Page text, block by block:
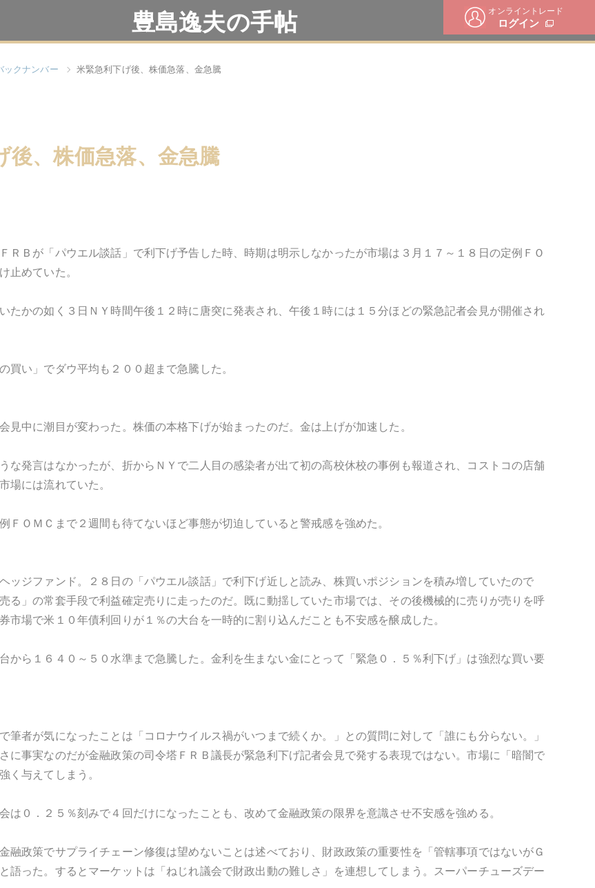
オンライントレード
ログイン
豊島逸夫の手帖
ックナンバー 米緊急利下げ後、株価急落、金急騰
後、株価急落、金急騰
ＲＢが「パウエル談話」で利下げ予告した時、時期は明示しなかったが市場は ３月１７～１８日 の定例ＦＯ
止めていた。
たかの如く３日ＮＹ時間午後１２時に唐突に発表され、午後１時には１５分ほどの緊急記者会見が開催され
買い」でダウ平均も２００超まで急騰した。
見中に潮目が変わった。株価の本格下げが始まったのだ。金は上げが加速した。
な発言はなかったが、折からＮＹで二人目の感染者が出て初の高校休校の事例も報道され、コストコの店舗
場には流れていた。
ＦＯＭＣまで２週間も待てないほど事態が切迫していると警戒感を強めた。
ッジファンド。２８日の「パウエル談話」で利下げ近しと読み、株買いポジションを積み増していたので
る」の常套手段で利益確定売りに走ったのだ。既に動揺していた市場では、その後機械的に売りが売りを呼
市場で米１０年債利回りが１％の大台を一時的に割り込んだことも不安感を醸成した。
から１６４０～５０水準まで急騰した。金利を生まない金にとって「緊急０．５％利下げ」は強烈な買い要
筆者が気になったことは「コロナウイルス禍がいつまで続くか。」との質問に対して「誰にも分らない。」
に事実なのだが金融政策の司令塔ＦＲＢ議長が緊急利下げ記者会見で発する表現ではない。市場に「暗闇で
く与えてしまう。
は０．２５％刻みで４回だけになったことも、改めて金融政策の限界を意識させ不安感を強める。
融政策でサプライチェーン修復は望めないことは述べており、財政政策の重要性を「管轄事項ではないがＧ
語った。するとマーケットは「ねじれ議会で財政出動の難しさ」を連想してしまう。スーパーチューズデー